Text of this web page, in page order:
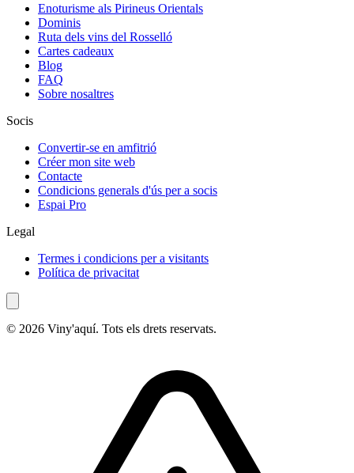
Enoturisme als Pirineus Orientals
Dominis
Ruta dels vins del Rosselló
Cartes cadeaux
Blog
FAQ
Sobre nosaltres
Socis
Convertir-se en amfitrió
Créer mon site web
Contacte
Condicions generals d'ús per a socis
Espai Pro
Legal
Termes i condicions per a visitants
Política de privacitat
© 2026 Viny'aquí. Tots els drets reservats.